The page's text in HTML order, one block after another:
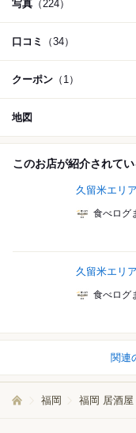
写真 （224）
口コミ （34）
クーポン （1）
地図
このお店が紹介されて
久留米エリ
食べログ
久留米エリ
食べログ
関連
福岡 福岡 居酒屋